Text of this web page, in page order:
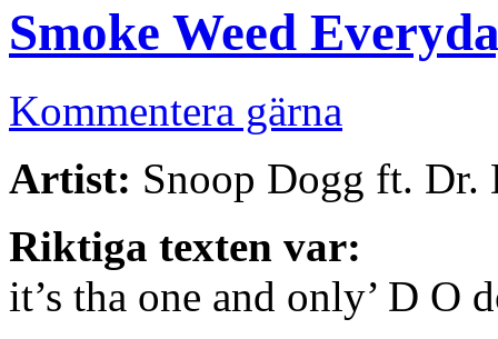
Smoke Weed
Kommentera gärna
Artist: Snoop Dogg ft. Dr.
Riktiga texten var:
it’s tha one and only’ D O